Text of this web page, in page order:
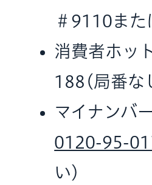
＃9110また
消費者ホッ
188(局番な
マイナンバ
0120-95-
い)